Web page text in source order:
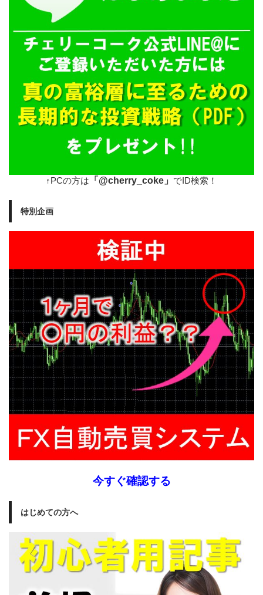
↑PCの方は 「@cherry_coke」 でID検索！
特別企画
今すぐ確認する
はじめての方へ